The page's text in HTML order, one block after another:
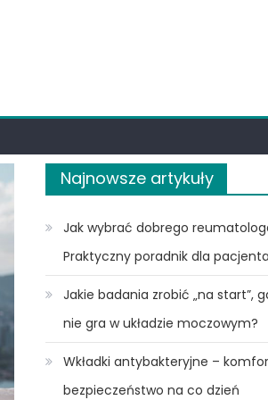
Najnowsze artykuły
Jak wybrać dobrego
Praktyczny poradnik dla pacjenta
Jakie badania zrobić „na start”,
nie gra w układzie moczowym?
Wkładki antybakteryjne –
bezpieczeństwo na co dzień